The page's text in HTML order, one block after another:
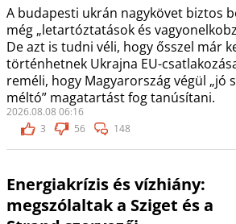
A budapesti ukrán nagykövet biztos
még „letartóztatások és
De azt is tudni véli, hogy ősszel már
történhetnek Ukrajna EU-
reméli, hogy Magyarország végül „jó
méltó” magatartást fog tanúsítani.
2026.08.08 06:16
3
56 148
Energiakrízis és vízhiány:
megszólaltak a Sziget és a